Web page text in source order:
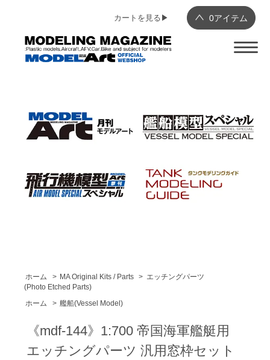
0アイテム
カートを見る▶︎
ホーム > MA Original Kits / Parts > エッチングパーツ
(Photo Etched Parts)
ホーム
> 艦船(Vessel Model)
《mdf-144》1:700 帝国海軍艦艇用
エッチングパーツ 汎用窓枠セット